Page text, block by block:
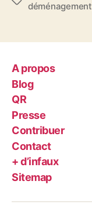
déménagement
A propos
Blog
QR
Presse
Contribuer
Contact
+ d’infaux
Sitemap